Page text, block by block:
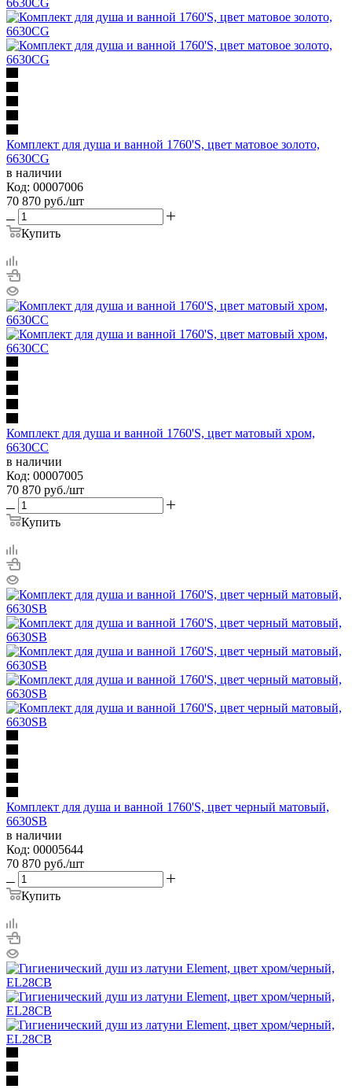
Комплект для душа и ванной 1760'S, цвет матовое золото,
6630CG
в наличии
Код: 00007006
70 870 руб./шт
Купить
Комплект для душа и ванной 1760'S, цвет матовый хром,
6630CC
в наличии
Код: 00007005
70 870 руб./шт
Купить
Комплект для душа и ванной 1760'S, цвет черный матовый,
6630SB
в наличии
Код: 00005644
70 870 руб./шт
Купить